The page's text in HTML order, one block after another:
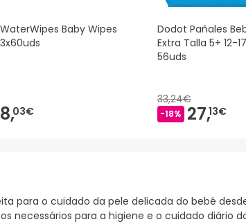
WaterWipes Baby Wipes
3x60uds
8,03€
Dodot Pañales
Extra Talla 5+ 12-
56uds
33,24€
-18% 27,13€
para o cuidado da pele delicada do bebê
necessários para a higiene e o cuidado diário